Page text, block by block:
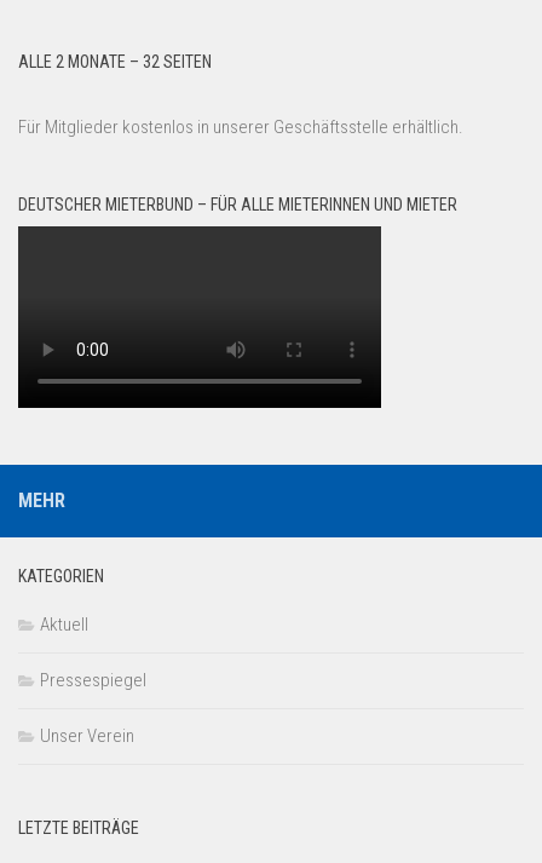
ALLE 2 MONATE – 32 SEITEN
Für Mitglieder kostenlos in unserer Geschäftsstelle erhältlich.
DEUTSCHER MIETERBUND – FÜR ALLE MIETERINNEN UND MIETER
MEHR
KATEGORIEN
Aktuell
Pressespiegel
Unser Verein
LETZTE BEITRÄGE